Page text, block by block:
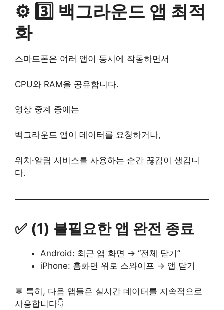
⚙️ 3️⃣ 백그라운드 앱 최적
화
스마트폰은 여러 앱이 동시에 작동하면서
CPU와 RAM을 공유합니다.
영상 중계 중에는
백그라운드 앱이 데이터를 요청하거나,
위치·알림 서비스를 사용하는 순간 끊김이 생깁니
다.
✅ (1) 불필요한 앱 완전 종료
Android: 최근 앱 화면 → “전체 닫기”
iPhone: 홈화면 위로 스와이프 → 앱 닫기
💬 특히, 다음 앱들은 실시간 데이터를 지속적으로
사용합니다👇